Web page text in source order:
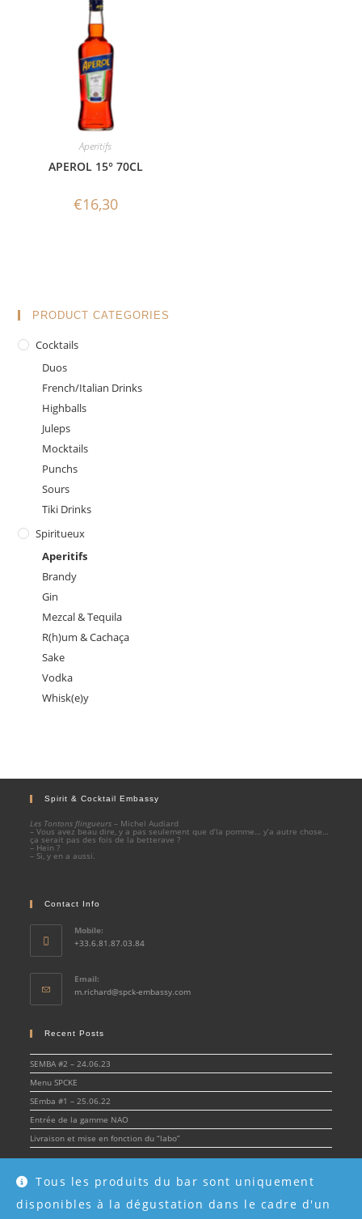
Tous les produits du bar sont uniquement
disponibles à la dégustation dans le cadre d'un
Aperitifs
APEROL 15° 70CL
€16,30
PRODUCT CATEGORIES
Cocktails
Duos
French/Italian Drinks
Highballs
Juleps
Mocktails
Punchs
Sours
Tiki Drinks
Spiritueux
Aperitifs
Brandy
Gin
Mezcal & Tequila
R(h)um & Cachaça
Sake
Vodka
Whisk(e)y
Spirit & Cocktail Embassy
Les Tontons flingueurs – Michel Audiard
– Vous avez beau dire, y a pas seulement que d’la pomme… y’a autre chose…
ça serait pas des fois de la betterave ?
– Hein ?
– Si, y en a aussi.
Contact Info
Mobile:
+33.6.81.87.03.84
Email:
m.richard@spck-embassy.comOpens
Recent Posts
SEMBA #2 – 24.06.23
Menu SPCKE
SEmba #1 – 25.06.22
Entrée de la gamme NAO
Livraison et mise en fonction du “labo”
© Spirit & Cocktail Embassy 2022 - SPCKE - SIRET 908 216 955 00017 -